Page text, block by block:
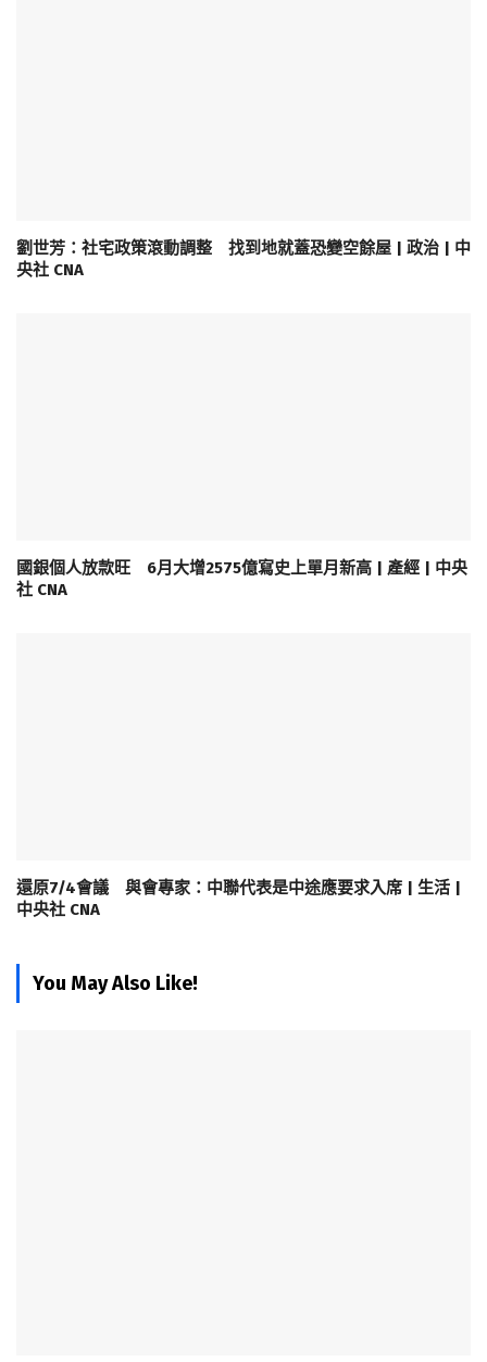
劉世芳：社宅政策滾動調整 找到地就蓋恐變空餘屋 | 政治 | 中
央社 CNA
國銀個人放款旺 6月大增2575億寫史上單月新高 | 產經 | 中央
社 CNA
還原7/4會議 與會專家：中聯代表是中途應要求入席 | 生活 |
中央社 CNA
You May Also Like!